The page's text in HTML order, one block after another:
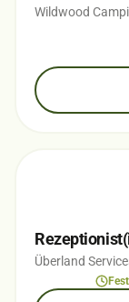
Wildwood
Überland